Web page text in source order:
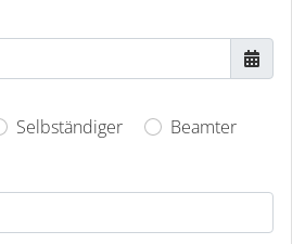
Selbständiger
Beamter